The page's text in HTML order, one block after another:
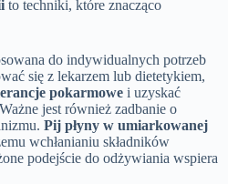
to techniki, które znacząco
do indywidualnych potrzeb
się z lekarzem lub dietetykiem,
pokarmowe i uzyskać
jest również zadbanie o
Pij płyny w umiarkowanej
wchłanianiu składników
podejście do odżywiania wspiera